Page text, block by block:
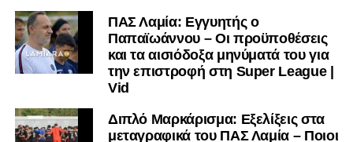
ΠΑΣ Λαμία: Εγγυητής ο
Παπαϊωάννου – Οι προϋποθέσεις
και τα αισιόδοξα μηνύματά του για
την επιστροφή στη Super League |
Vid
Διπλό Μαρκάρισμα: Εξελίξεις στα
μεταγραφικά του ΠΑΣ Λαμία – Ποιοι